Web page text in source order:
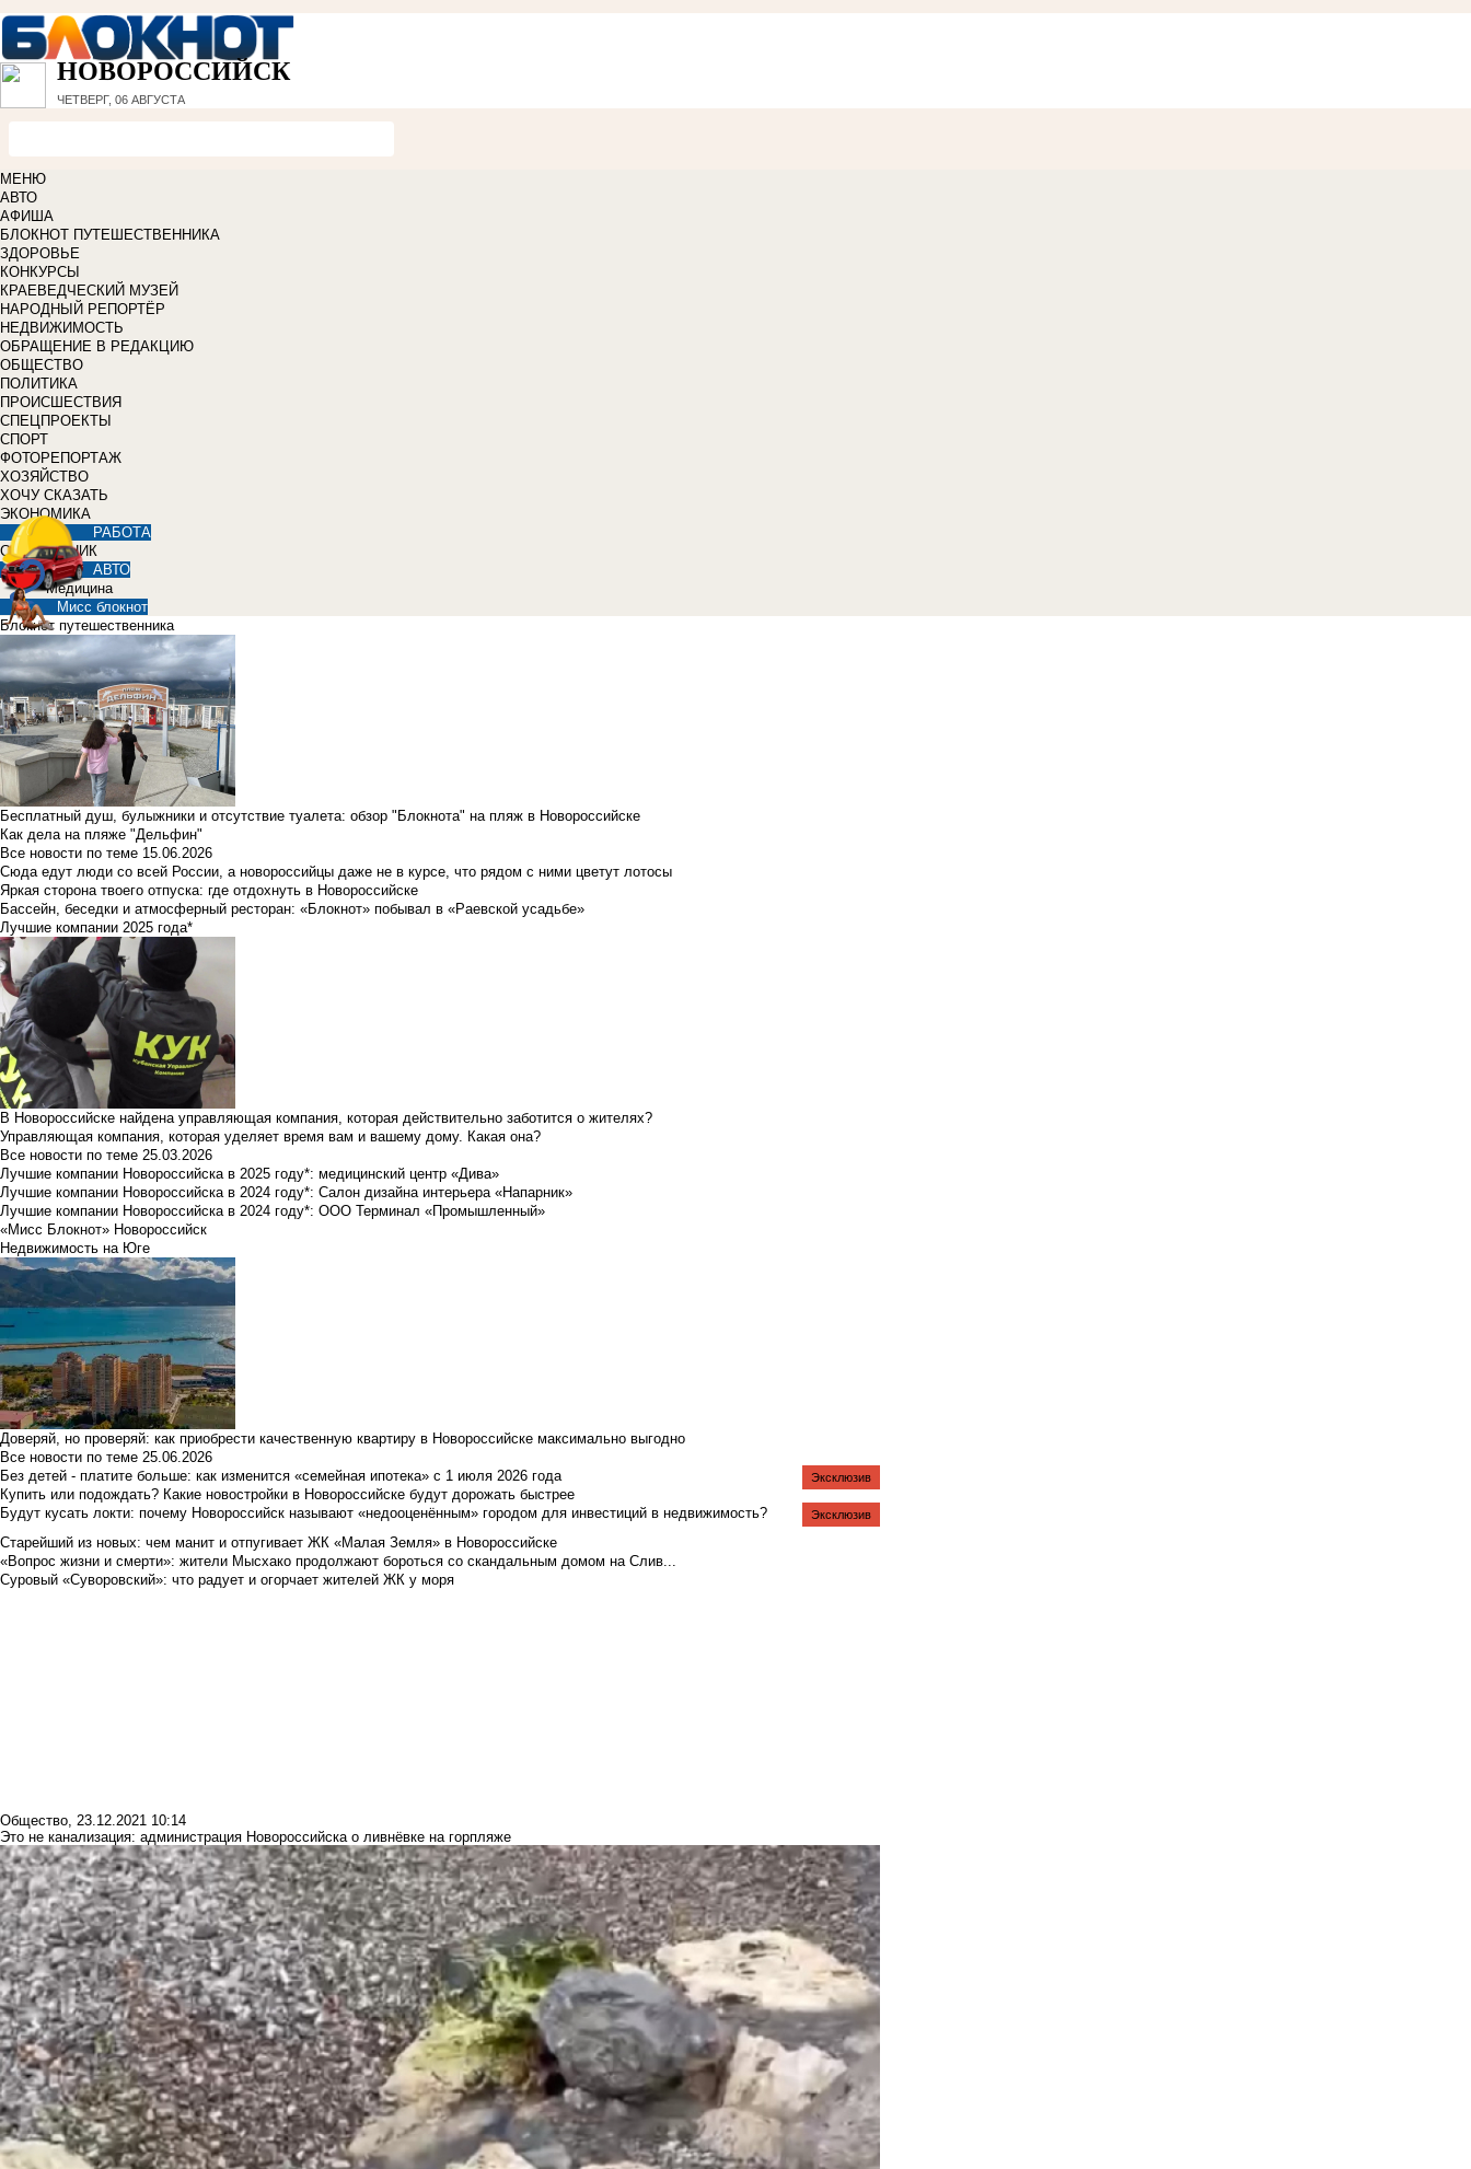
НОВОРОССИЙСК
ЧЕТВЕРГ, 06 АВГУСТА
МЕНЮ
АВТО
АФИША
БЛОКНОТ ПУТЕШЕСТВЕННИКА
ЗДОРОВЬЕ
КОНКУРСЫ
КРАЕВЕДЧЕСКИЙ МУЗЕЙ
НАРОДНЫЙ РЕПОРТЁР
НЕДВИЖИМОСТЬ
ОБРАЩЕНИЕ В РЕДАКЦИЮ
ОБЩЕСТВО
ПОЛИТИКА
ПРОИСШЕСТВИЯ
СПЕЦПРОЕКТЫ
СПОРТ
ФОТОРЕПОРТАЖ
ХОЗЯЙСТВО
ХОЧУ СКАЗАТЬ
ЭКОНОМИКА
РАБОТА
СПРАВОЧНИК
АВТО
Медицина
Мисс блокнот
Блокнот путешественника
Бесплатный душ, булыжники и отсутствие туалета: обзор "Блокнота" на пляж в Новороссийске
Как дела на пляже "Дельфин"
Все новости по теме 15.06.2026
Сюда едут люди со всей России, а новороссийцы даже не в курсе, что рядом с ними цветут лотосы
Яркая сторона твоего отпуска: где отдохнуть в Новороссийске
Бассейн, беседки и атмосферный ресторан: «Блокнот» побывал в «Раевской усадьбе»
Лучшие компании 2025 года*
В Новороссийске найдена управляющая компания, которая действительно заботится о жителях?
Управляющая компания, которая уделяет время вам и вашему дому. Какая она?
Все новости по теме 25.03.2026
Лучшие компании Новороссийска в 2025 году*: медицинский центр «Дива»
Лучшие компании Новороссийска в 2024 году*: Салон дизайна интерьера «Напарник»
Лучшие компании Новороссийска в 2024 году*: ООО Терминал «Промышленный»
«Мисс Блокнот» Новороссийск
Недвижимость на Юге
Доверяй, но проверяй: как приобрести качественную квартиру в Новороссийске максимально выгодно
Все новости по теме 25.06.2026
Без детей - платите больше: как изменится «семейная ипотека» с 1 июля 2026 года
Купить или подождать? Какие новостройки в Новороссийске будут дорожать быстрее
Будут кусать локти: почему Новороссийск называют «недооценённым» городом для инвестиций в недвижимость?
Старейший из новых: чем манит и отпугивает ЖК «Малая Земля» в Новороссийске
Эксклюзив
«Вопрос жизни и смерти»: жители Мысхако продолжают бороться со скандальным домом на Слив...
Суровый «Суворовский»: что радует и огорчает жителей ЖК у моря
Эксклюзив
Общество, 23.12.2021 10:14
Это не канализация: администрация Новороссийска о ливнёвке на горпляже